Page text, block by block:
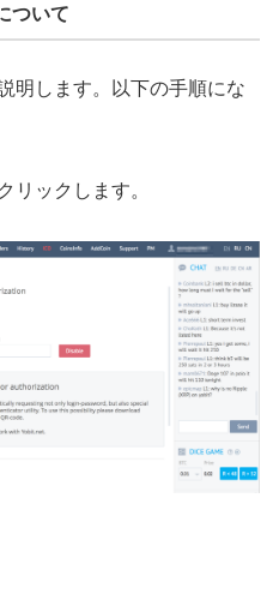
ついて
明します。以下の手順にな
ックします。